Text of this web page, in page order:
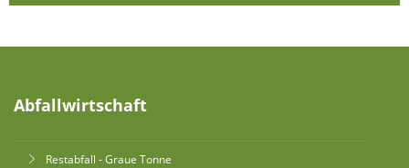
Abfallwirtschaft
Restabfall - Graue Tonne